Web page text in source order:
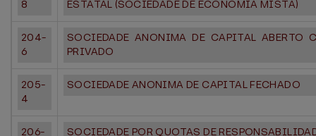
8 ESTATAL (SOCIEDADE DE ECONOMIA MISTA)
204-
6
SOCIEDADE ANONIMA DE CAPITAL ABERTO
PRIVADO
205-
4
SOCIEDADE ANONIMA DE CAPITAL FECHADO
206-
SOCIEDADE POR QUOTAS DE